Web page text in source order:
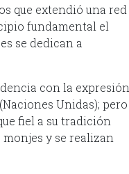
que extendió una red
fundamental el
se dedican a
con la expresión
Unidas); pero
fiel a su tradición
y se realizan